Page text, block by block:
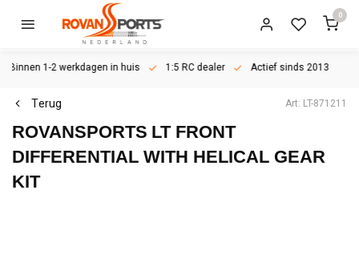
0
Binnen 1-2 werkdagen in huis 1:5 RC dealer Actief sinds 2013
Terug Art: LT-871211
ROVANSPORTS LT FRONT
DIFFERENTIAL WITH HELICAL GEAR
KIT